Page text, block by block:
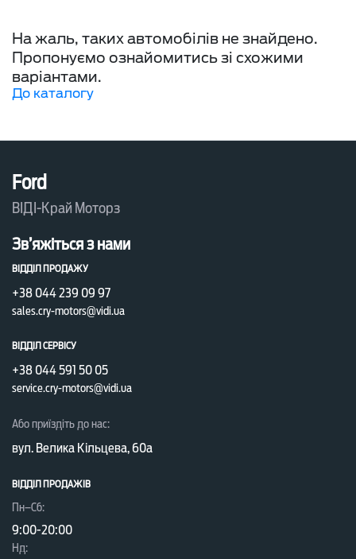
На жаль, таких автомобілів не знайдено.
Пропонуємо ознайомитись зі схожими
варіантами.
До каталогу
Ford
ВІДІ-Край Моторз
Зв’яжіться з нами
ВІДДІЛ ПРОДАЖУ
+38 044 239 09 97
sales.cry-motors@vidi.ua
ВІДДІЛ СЕРВІСУ
+38 044 591 50 05
service.cry-motors@vidi.ua
Або приїздіть до нас:
вул. Велика Кільцева, 60а
ВІДДІЛ ПРОДАЖІВ
Пн–Сб:
9:00-20:00
Нд: